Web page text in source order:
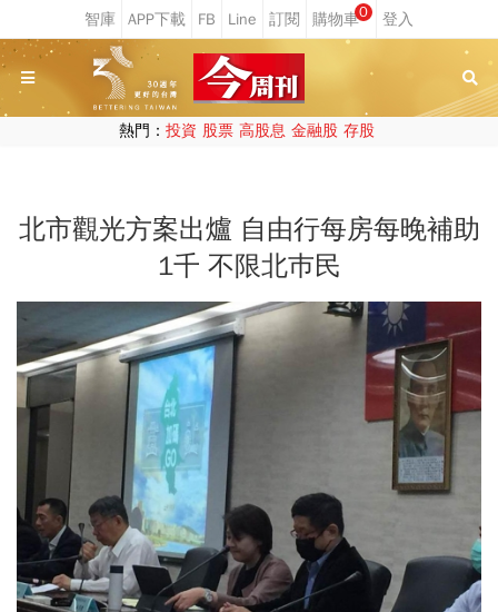
0
熱門： 投資 股票 高股息 金融股 存股
北市觀光方案出爐 自由行每房每晚補助
1千 不限北巿民